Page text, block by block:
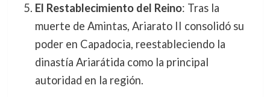
El Restablecimiento del Reino: Tras la
muerte de Amintas, Ariarato II consolidó su
poder en Capadocia, reestableciendo la
dinastía Ariarátida como la principal
autoridad en la región.